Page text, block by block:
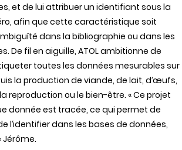
et de lui attribuer un identifiant sous la
afin que cette caractéristique soit
dans la bibliographie ou dans les
De fil en aiguille, ATOL ambitionne de
toutes les données mesurables sur
la production de viande, de lait, d’œufs,
reproduction ou le bien-être. « Ce projet
donnée est tracée, ce qui permet de
l’identifier dans les bases de données,